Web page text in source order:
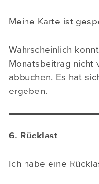
Meine Karte ist
Wahrscheinlich
Monatsbeitrag nicht
abbuchen. Es hat
ergeben.
6. Rücklast
Ich habe eine